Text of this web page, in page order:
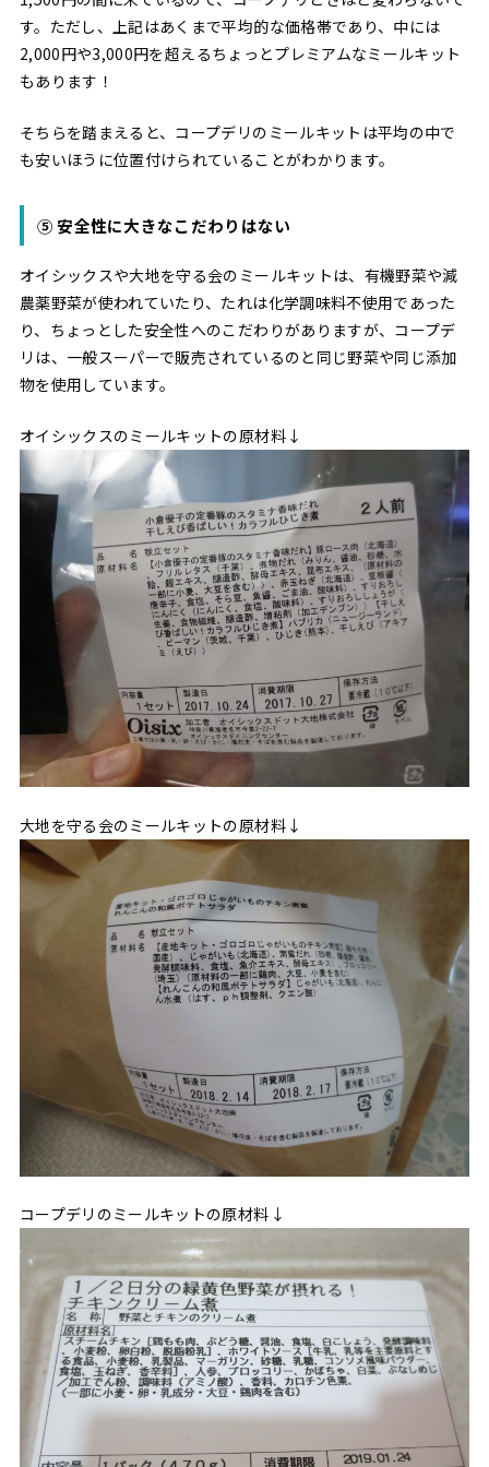
す。ただし、上記はあくまで平均的な価格帯であり、中には
2,000円や3,000円を超えるちょっとプレミアムなミールキット
もあります！
そちらを踏まえると、コープデリのミールキットは平均の中で
も安いほうに位置付けられていることがわかります。
⑤ 安全性に大きなこだわりはない
オイシックスや大地を守る会のミールキットは、有機野菜や減
農薬野菜が使われていたり、たれは化学調味料不使用であった
り、ちょっとした安全性へのこだわりがありますが、コープデ
リは、一般スーパーで販売されているのと同じ野菜や同じ添加
物を使用しています。
オイシックスのミールキットの原材料↓
大地を守る会のミールキットの原材料↓
コープデリのミールキットの原材料↓